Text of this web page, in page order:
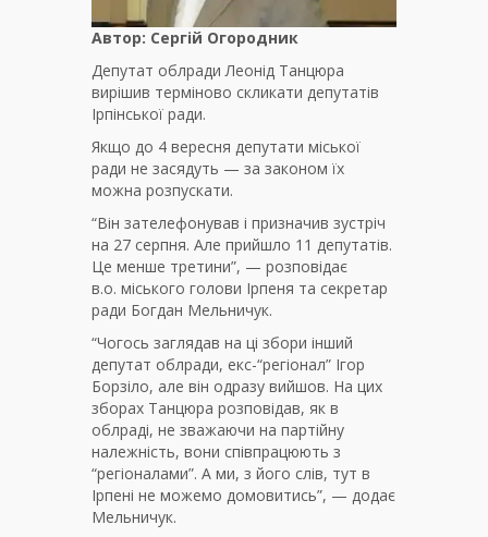
Автор: Сергій Огородник
Депутат облради Леонід Танцюра
вирішив терміново скликати депутатів
Ірпінської ради.
Якщо до 4 вересня депутати міської
ради не засядуть — за законом їх
можна розпускати.
“Він зателефонував і призначив зустріч
на 27 серпня. Але прийшло 11 депутатів.
Це менше третини”, — розповідає
в.о. міського голови Ірпеня та секретар
ради Богдан Мельничук.
“Чогось заглядав на ці збори інший
депутат облради, екс-“регіонал” Ігор
Борзіло, але він одразу вийшов. На цих
зборах Танцюра розповідав, як в
облраді, не зважаючи на партійну
належність, вони співпрацюють з
“регіоналами”. А ми, з його слів, тут в
Ірпені не можемо домовитись”, — додає
Мельничук.